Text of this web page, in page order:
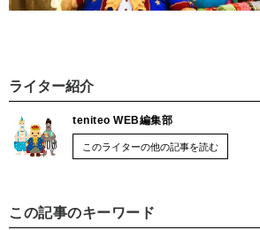
ライター紹介
teniteo WEB編集部
このライターの他の記事を読む
この記事のキーワード